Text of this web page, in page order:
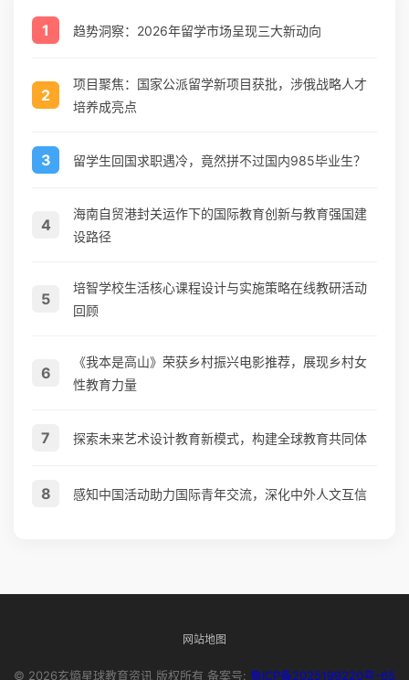
1 趋势洞察：2026年留学市场呈现三大新动向
2
项目聚焦：国家公派留学新项目获批，涉俄战略人才
培养成亮点
3 留学生回国求职遇冷，竟然拼不过国内985毕业生？
4
海南自贸港封关运作下的国际教育创新与教育强国建
设路径
5
培智学校生活核心课程设计与实施策略在线教研活动
回顾
6
《我本是高山》荣获乡村振兴电影推荐，展现乡村女
性教育力量
7 探索未来艺术设计教育新模式，构建全球教育共同体
8 感知中国活动助力国际青年交流，深化中外人文互信
网站地图
© 2026玄熵星球教育资讯 版权所有 备案号: 鲁ICP备2025199220号-65